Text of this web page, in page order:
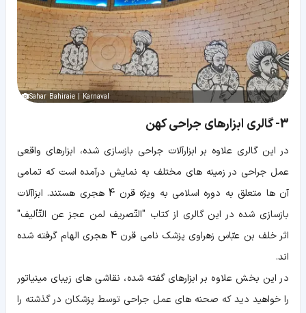
Sahar Bahiraie | Karnaval
3- گالری ابزارهای جراحی کهن
در این گالری علاوه بر ابزارآلات جراحی بازسازی شده، ابزارهای واقعی
عمل جراحی در زمینه های مختلف به نمایش درآمده است که تمامی
آن ها متعلق به دوره اسلامی به ویژه قرن 4 هجری هستند. ابزاآلات
بازسازی شده در این گالری از کتاب "التّصریف لمن عجز عن التّألیف"
اثر خلف بن عبّاس زهراوی پزشک نامی قرن 4 هجری الهام گرفته شده
اند.
در این بخش علاوه بر ابزارهای گفته شده، نقاشی های زیبای مینیاتور
را خواهید دید که صحنه های عمل جراحی توسط پزشکان در گذشته را